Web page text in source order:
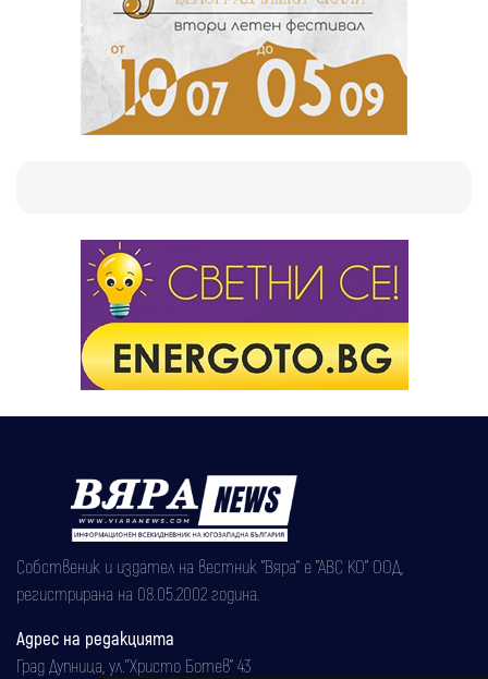
Собственик и издател на вестник "Вяра" е "АВС КО" ООД,
регистрирана на 08.05.2002 година.
Адрес на редакцията
Град Дупница, ул.''Христо Ботев" 43